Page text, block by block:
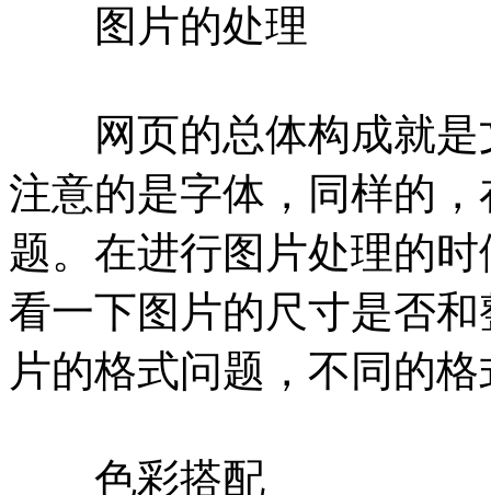
图片的处理
网页的总体构成就是
注意的是字体，同样的
题。在进行图片处理的
看一下图片的尺寸是否
片的格式问题，不同的
色彩搭配